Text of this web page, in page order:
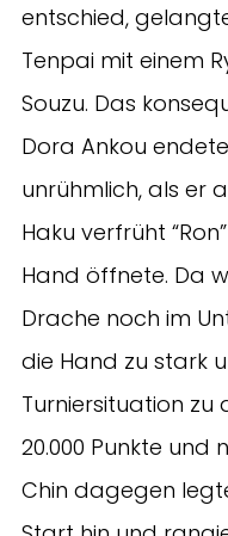
entschied,
Tenpai mit einem
Souzu. Das
Dora Ankou
unrühmlich, als er
Haku verfrüht
Hand öffnete. Da
Drache noch im
die Hand zu stark
Turniersituation zu
20.000 Punkte und
Chin dagegen